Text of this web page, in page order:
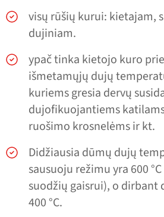
visų rūšių kurui: kietajam,
dujiniam.
ypač tinka kietojo kuro
išmetamųjų dujų
kuriems gresia dervų
dujofikuojantiems
ruošimo krosnelėms ir kt.
Didžiausia dūmų dujų
sausuoju režimu yra 600
suodžių gaisrui), o
400 °C.